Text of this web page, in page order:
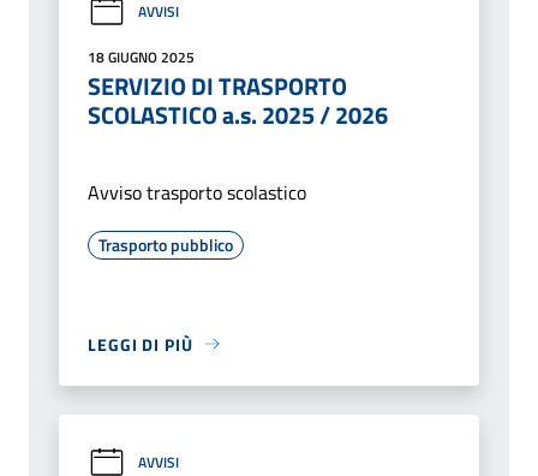
AVVISI
18 GIUGNO 2025
SERVIZIO DI TRASPORTO
SCOLASTICO a.s. 2025 / 2026
Avviso trasporto scolastico
Trasporto pubblico
LEGGI DI PIÙ
AVVISI